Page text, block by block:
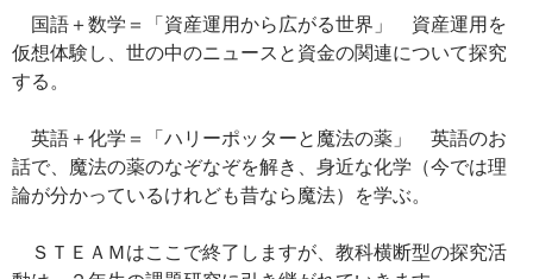
国語＋数学＝「資産運用から広がる世界」 資産運用を
仮想体験し、世の中のニュースと資金の関連について探究
する。
英語＋化学＝「ハリーポッターと魔法の薬」 英語のお
話で、魔法の薬のなぞなぞを解き、身近な化学（今では理
論が分かっているけれども昔なら魔法）を学ぶ。
ＳＴＥＡＭはここで終了しますが、教科横断型の探究活